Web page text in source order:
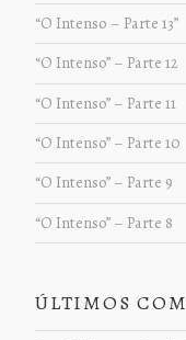
“O Intenso – Parte 13”
“O Intenso” – Parte 12
“O Intenso” – Parte 11
“O Intenso” – Parte 10
“O Intenso” – Parte 9
“O Intenso” – Parte 8
ÚLTIMOS